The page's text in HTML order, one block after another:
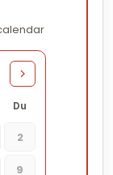
Du
2
9